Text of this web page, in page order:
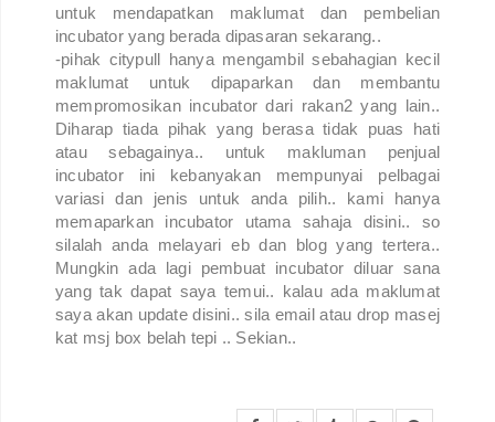
untuk mendapatkan maklumat dan pembelian
incubator yang berada dipasaran sekarang..
-pihak citypull hanya mengambil sebahagian kecil
maklumat untuk dipaparkan dan membantu
mempromosikan incubator dari rakan2 yang lain..
Diharap tiada pihak yang berasa tidak puas hati
atau sebagainya.. untuk makluman penjual
incubator ini kebanyakan mempunyai pelbagai
variasi dan jenis untuk anda pilih.. kami hanya
memaparkan incubator utama sahaja disini.. so
silalah anda melayari eb dan blog yang tertera..
Mungkin ada lagi pembuat incubator diluar sana
yang tak dapat saya temui.. kalau ada maklumat
saya akan update disini.. sila email atau drop masej
kat msj box belah tepi .. Sekian..